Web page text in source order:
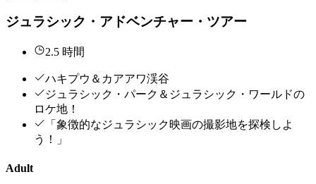
ジュラシック・アドベンチャー・ツアー
2.5 時間
ハキプウ＆カアアワ渓谷
ジュラシック・パーク＆ジュラシック・ワールドの
ロケ地！
「象徴的なジュラシック映画の撮影地を探検しよ
う！」
Adult